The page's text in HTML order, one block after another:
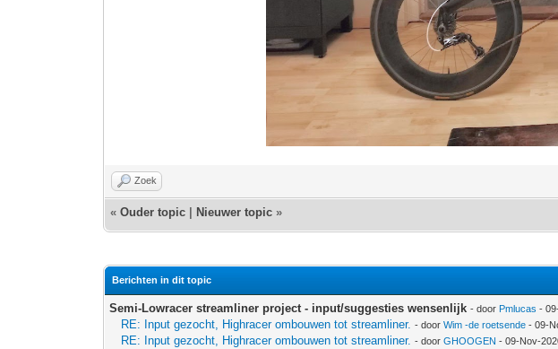
Zoek
«Ouder topic Nieuwer topic »
Berichten in dit topic
Semi-Lowracer streamliner project - input/suggesties wensenlijk - door Pmlucas -
RE: Input gezocht, Highracer ombouwen tot streamliner. - doorWim -de roetsende - 09-
RE: Input gezocht, Highracer ombouwen tot streamliner. - doorGHOOGEN - 09-Nov-